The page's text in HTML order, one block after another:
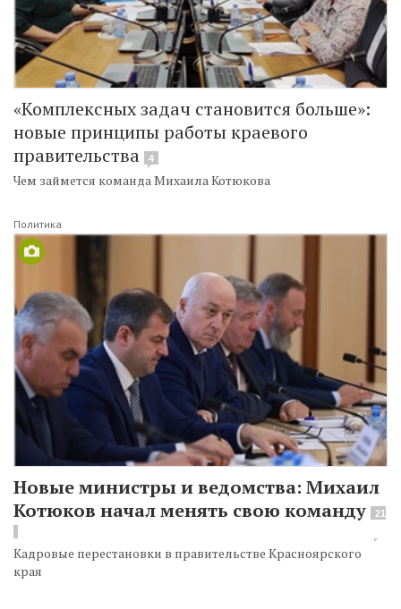
«Комплексных задач становится больше»:
новые принципы работы краевого
правительства
4
Чем займется команда Михаила Котюкова
Политика
Новые министры и ведомства: Михаил
Котюков начал менять свою команду
21
Кадровые перестановки в правительстве Красноярского
края